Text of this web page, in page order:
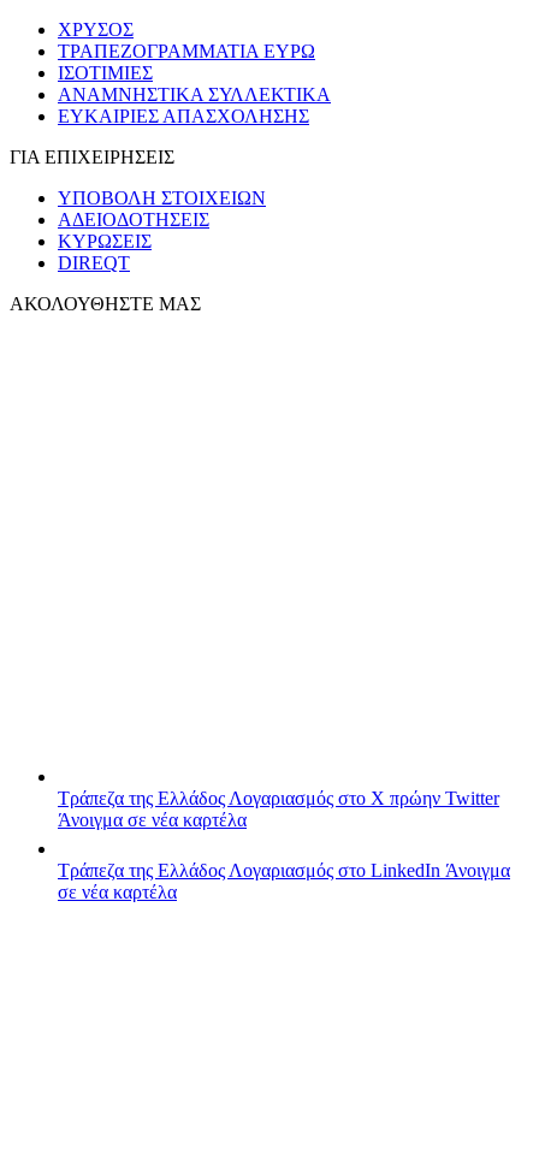
ΧΡΥΣΟΣ
ΤΡΑΠΕΖΟΓΡΑΜΜΑΤΙΑ ΕΥΡΩ
ΙΣΟΤΙΜΙΕΣ
ΑΝΑΜΝΗΣΤΙΚΑ ΣΥΛΛΕΚΤΙΚΑ
ΕΥΚΑΙΡΙΕΣ ΑΠΑΣΧΟΛΗΣΗΣ
ΓΙΑ ΕΠΙΧΕΙΡΗΣΕΙΣ
ΥΠΟΒΟΛΗ ΣΤΟΙΧΕΙΩΝ
ΑΔΕΙΟΔΟΤΗΣΕΙΣ
ΚΥΡΩΣΕΙΣ
DIREQT
ΑΚΟΛΟΥΘΗΣΤΕ ΜΑΣ
Τράπεζα της Ελλάδος Λογαριασμός στο X πρώην Twitter
Άνοιγμα σε νέα καρτέλα
Τράπεζα της Ελλάδος Λογαριασμός στο LinkedIn Άνοιγμα
σε νέα καρτέλα